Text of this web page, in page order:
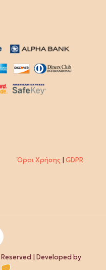
Όροι Χρήσης GDPR
Reserved | Developed by